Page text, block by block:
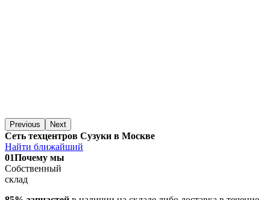
Previous Next
Сеть техцентров Сузуки в Москве
Найти ближайший
01Почему мы
Собственный
склад